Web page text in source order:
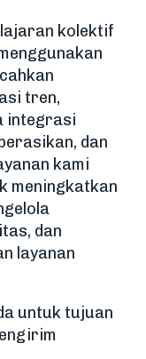
kolektif
tren,
integrasi
dan
kami
meningkatkan
dan
layanan
untuk tujuan